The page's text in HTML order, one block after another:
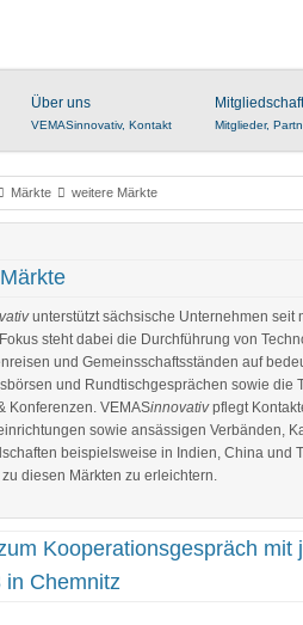
Über uns
VEMASinnovativ, Kontakt
Mitgliedschaft
Mitglieder,
Märkte weitere Märkte
unterstützt sächsische Unternehmen seit
steht dabei die Durchführung von
und Gemeinsschaftsständen auf
und Rundtischgesprächen sowie die
Konferenzen. VEMASinnovativpflegt
sowie ansässigen Verbänden,
beispielsweise in Indien, China und
diesen Märkten zu erleichtern.
Kooperationsgespräch mit
in Chemnitz